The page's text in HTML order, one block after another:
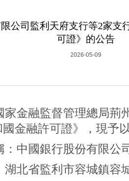
公司監利天府支行等2家支
可證》的公告
2026-05-09
家金融監督管理總局荊
國金融許可證》，現予
：中國銀行股份有限公
湖北省監利市容城鎮容